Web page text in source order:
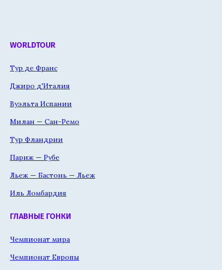
WORLDTOUR
Тур де Франс
Джиро д'Италия
Вуэльта Испании
Милан — Сан-Ремо
Тур Фландрии
Париж — Рубе
Льеж — Бастонь — Льеж
Иль Ломбардия
ГЛАВНЫЕ ГОНКИ
Чемпионат мира
Чемпионат Европы